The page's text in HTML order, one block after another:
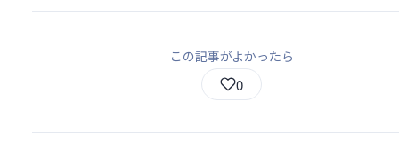
この記事がよかったら
0